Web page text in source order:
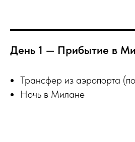
День 1 — Прибытие в
Трансфер из аэропорта
Ночь в Милане